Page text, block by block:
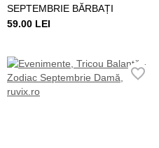
SEPTEMBRIE BĂRBAȚI
59.00 LEI